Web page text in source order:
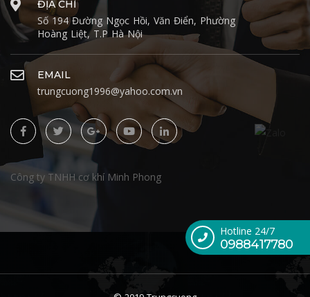
ĐỊA CHỈ
Số 194 Đường Ngọc Hồi, Văn Điển, Phường
Hoàng Liệt, T.P Hà Nội
EMAIL
trungcuong1996@yahoo.com.vn
Công ty TNHH cơ khí Minh Phong
Hotline 24/7
0988417780